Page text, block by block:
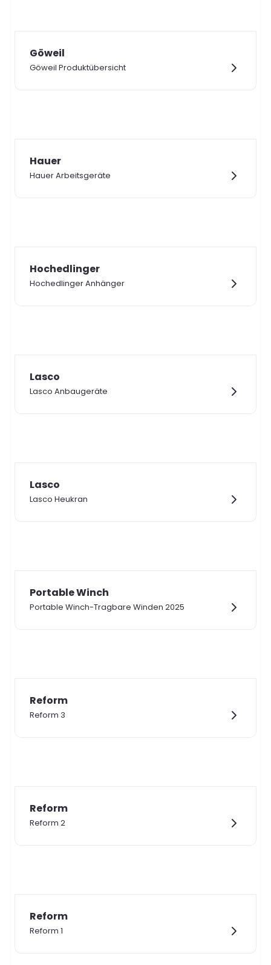
Göweil
Göweil Produktübersicht
Hauer
Hauer Arbeitsgeräte
Hochedlinger
Hochedlinger Anhänger
Lasco
Lasco Anbaugeräte
Lasco
Lasco Heukran
Portable Winch
Portable Winch-Tragbare Winden 2025
Reform
Reform 3
Reform
Reform 2
Reform
Reform 1